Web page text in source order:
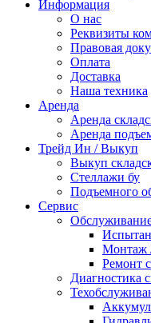
Информация
О нас
Реквизиты
Правовая
Оплата
Доставка
Наша техника
Аренда
Аренда
Аренда
Трейд Ин / Выкуп
Выкуп
Стеллажи бу
Подъемного
Сервис
Монтаж
Ремонт
Диагностика